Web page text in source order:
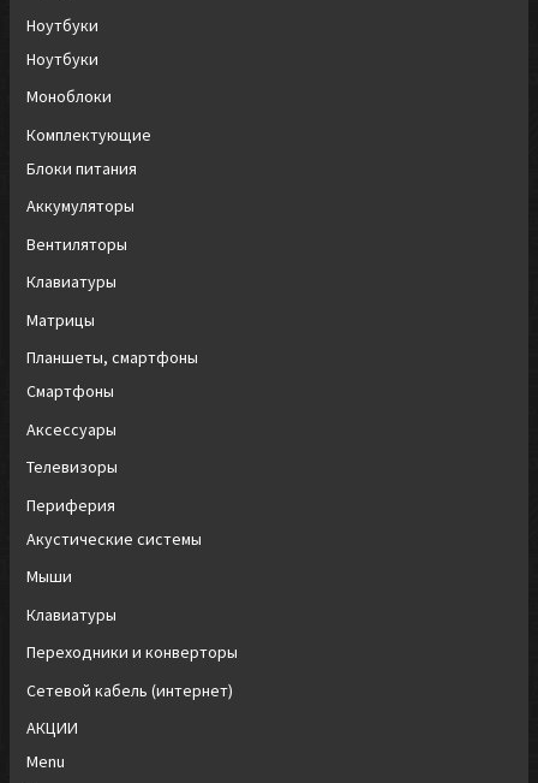
Ноутбуки
Ноутбуки
Моноблоки
Комплектующие
Блоки питания
Аккумуляторы
Вентиляторы
Клавиатуры
Матрицы
Планшеты, смартфоны
Смартфоны
Аксессуары
Телевизоры
Периферия
Акустические системы
Мыши
Клавиатуры
Переходники и конверторы
Сетевой кабель (интернет)
АКЦИИ
Menu